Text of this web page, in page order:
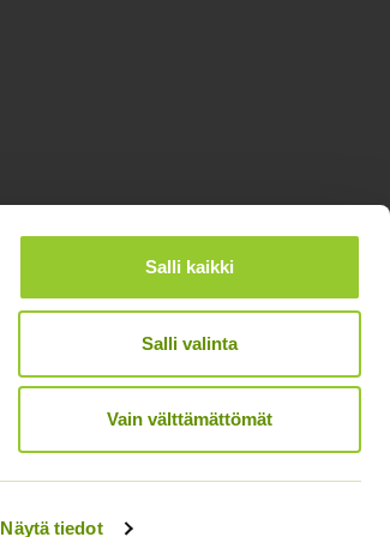
Näytä tiedot
Salli kaikki
Salli valinta
Vain välttämättömät